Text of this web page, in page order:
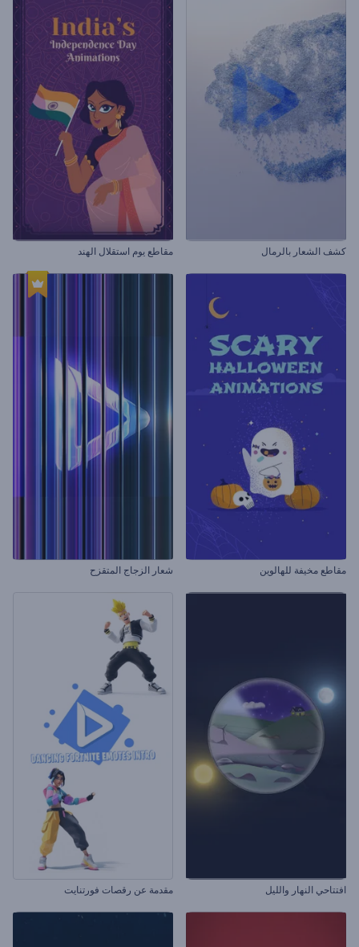
كشف الشعار بالرمال مقاطع يوم استقلال الهند
مقاطع مخيفة للهالوين شعار الزجاج المتقزح
افتتاحي النهار والليل مقدمة عن رقصات فورتنايت